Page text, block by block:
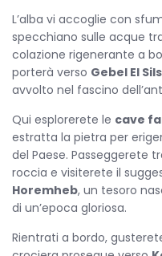
L’alba vi accoglie con
specchiano sulle acque
colazione rigenerante a
porterà verso Gebel El
avvolto nel fascino
Qui esplorerete le cave
estratta la pietra per
del Paese. Passeggerete
roccia e visiterete il
Horemheb, un tesoro
di un’epoca gloriosa.
Rientrati a bordo,